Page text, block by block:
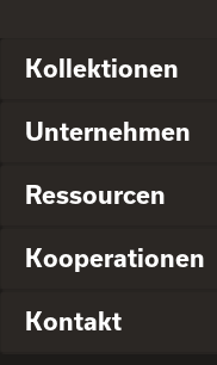
Kollektionen
Unternehmen
Ressourcen
Kooperationen
Kontakt